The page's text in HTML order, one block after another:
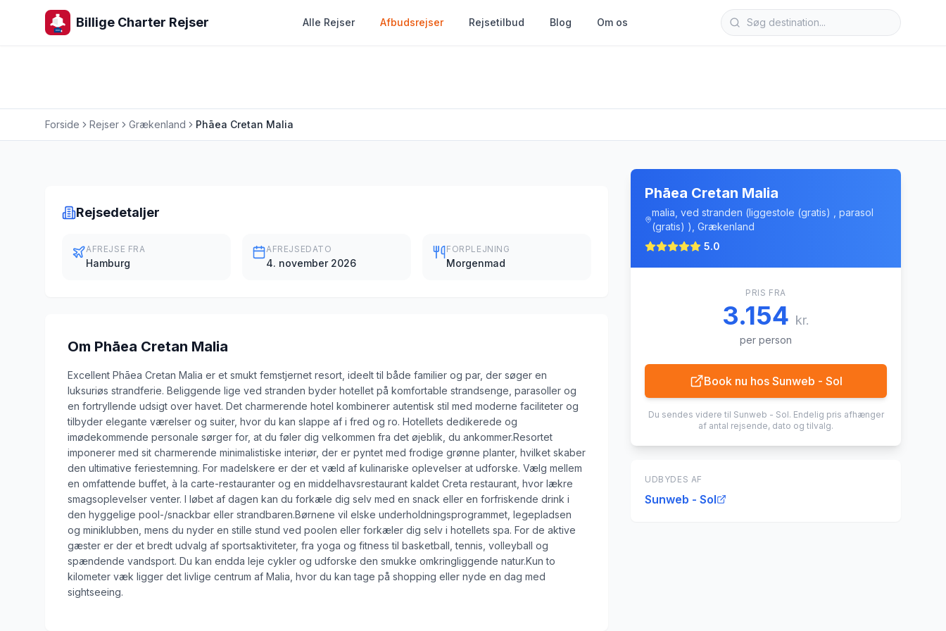
Billige Charter Rejser Alle Rejser Afbudsrejser Rejsetilbud Blog Om os
Forside Rejser Grækenland Phāea Cretan Malia
Rejsedetaljer
AFREJSE FRA
Hamburg
AFREJSEDATO
4. november 2026
FORPLEJNING
Morgenmad
Om Phāea Cretan Malia
Excellent Phāea Cretan Malia er et smukt femstjernet resort, ideelt til både familier og par, der søger en
luksuriøs strandferie. Beliggende lige ved stranden byder hotellet på komfortable strandsenge, parasoller og
en fortryllende udsigt over havet. Det charmerende hotel kombinerer autentisk stil med moderne faciliteter og
tilbyder elegante værelser og suiter, hvor du kan slappe af i fred og ro. Hotellets dedikerede og
imødekommende personale sørger for, at du føler dig velkommen fra det øjeblik, du ankommer.Resortet
imponerer med sit charmerende minimalistiske interiør, der er pyntet med frodige grønne planter, hvilket skaber
den ultimative feriestemning. For madelskere er der et væld af kulinariske oplevelser at udforske. Vælg mellem
en omfattende buffet, à la carte-restauranter og en middelhavsrestaurant kaldet Creta restaurant, hvor lækre
smagsoplevelser venter. I løbet af dagen kan du forkæle dig selv med en snack eller en forfriskende drink i
den hyggelige pool-/snackbar eller strandbaren.Børnene vil elske underholdningsprogrammet, legepladsen
og miniklubben, mens du nyder en stille stund ved poolen eller forkæler dig selv i hotellets spa. For de aktive
gæster er der et bredt udvalg af sportsaktiviteter, fra yoga og fitness til basketball, tennis, volleyball og
spændende vandsport. Du kan endda leje cykler og udforske den smukke omkringliggende natur.Kun to
kilometer væk ligger det livlige centrum af Malia, hvor du kan tage på shopping eller nyde en dag med
sightseeing.
Phāea Cretan Malia
malia, ved stranden (liggestole (gratis) , parasol
(gratis) ), Grækenland
5.0
PRIS FRA
3.154 kr.
per person
Book nu hos Sunweb - Sol
Du sendes videre til Sunweb - Sol. Endelig pris afhænger
af antal rejsende, dato og tilvalg.
UDBYDES AF
Sunweb - Sol